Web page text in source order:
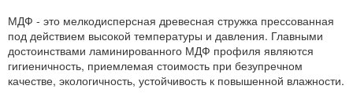
МДФ - это мелкодисперсная древесная стружка прессованная
под действием высокой температуры и давления. Главными
достоинствами ламинированного МДФ профиля являются
гигиеничность, приемлемая стоимость при безупречном
качестве, экологичность, устойчивость к повышенной влажности.